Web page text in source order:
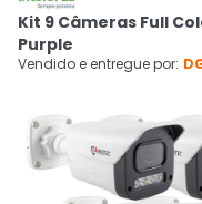
Cupons
Ativar tradutor em
Kit 9 Câmeras Full
Purple
Vendido e entregue por: